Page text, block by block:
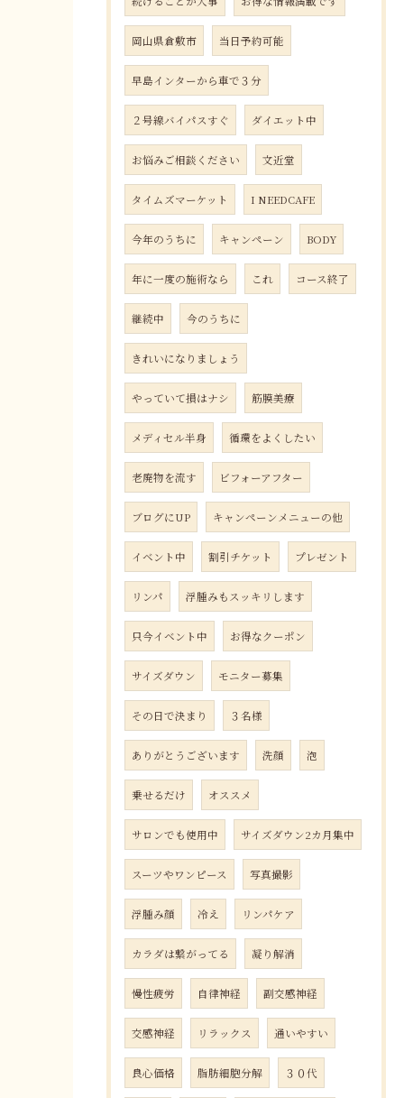
岡山県倉敷市 当日予約可能
早島インターから車で３分
２号線バイパスすぐ ダイエット中
お悩みご相談ください 文近堂
タイムズマーケット I NEEDCAFE
今年のうちに キャンペーン BODY
年に一度の施術なら これ コース終了
継続中 今のうちに
きれいになりましょう
やっていて損はナシ 筋膜美療
メディセル半身 循環をよくしたい
老廃物を流す ビフォーアフター
ブログにUP キャンペーンメニューの他
イベント中 割引チケット プレゼント
リンパ 浮腫みもスッキリします
只今イベント中 お得なクーポン
サイズダウン モニター募集
その日で決まり ３名様
ありがとうございます 洗顔 泡
乗せるだけ オススメ
サロンでも使用中 サイズダウン2カ月集中
スーツやワンピース 写真撮影
浮腫み顔 冷え リンパケア
カラダは繋がってる 凝り解消
慢性疲労 自律神経 副交感神経
交感神経 リラックス 通いやすい
良心価格 脂肪細胞分解 ３０代